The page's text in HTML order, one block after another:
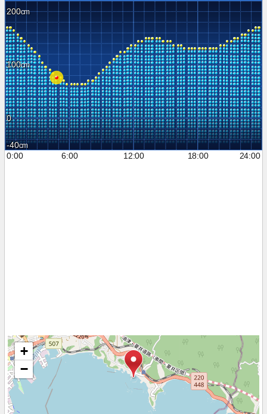
200
100
0
-40
0:00
6:00 12:00 18:00 24:00
+
−